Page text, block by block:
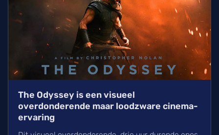
The Odyssey is een visueel
overdonderende maar loodzware cinema-
ervaring